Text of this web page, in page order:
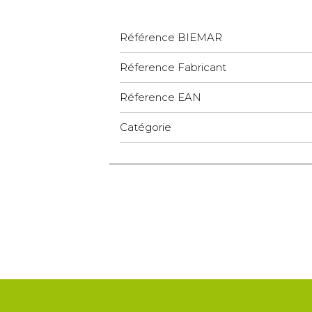
Référence BIEMAR
Réference Fabricant
Réference EAN
Catégorie